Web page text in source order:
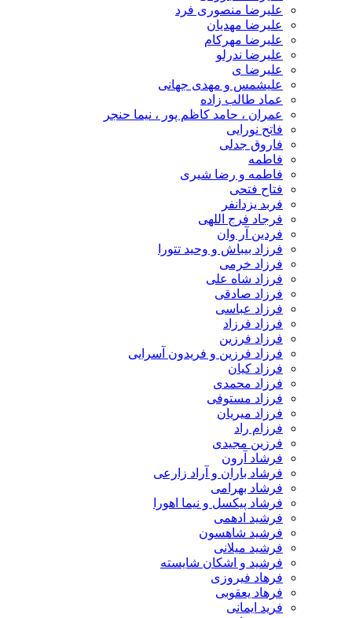
علیرضا منصوری فرد
علیرضا مهدیان
علیرضا مهرکام
علیرضا ندرلو
علیرضا ی
علیشمس و مهدی جهانی
عماد طالب زاده
عمران ، حامد کاظم پور ، نیما حنجر
فاتح نورایی
فاروق جدلی
فاطمه
فاطمه و رضا شیری
فتاح فتحی
فربد یزدانفر
فرجاد فرج اللهی
فردین آر وان
فرزاد بیباش و وحید تتورا
فرزاد خرمی
فرزاد شاه علی
فرزاد صادقی
فرزاد عباسی
فرزاد فرزاد
فرزاد فرزین
فرزاد فرزین و فریدون آسرایی
فرزاد کیان
فرزاد محمدی
فرزاد مستوفی
فرزاد میریان
فرزام راد
فرزین مجیدی
فرشاد آرون
فرشاد باران و آراد زارعی
فرشاد بهرامی
فرشاد پیکسل و نیما اهورا
فرشید ادهمی
فرشید شاهسون
فرشید میلانی
فرشید و اشکان شایسته
فرهاد فیروزی
فرهاد یعقوبی
فرید ایمانی